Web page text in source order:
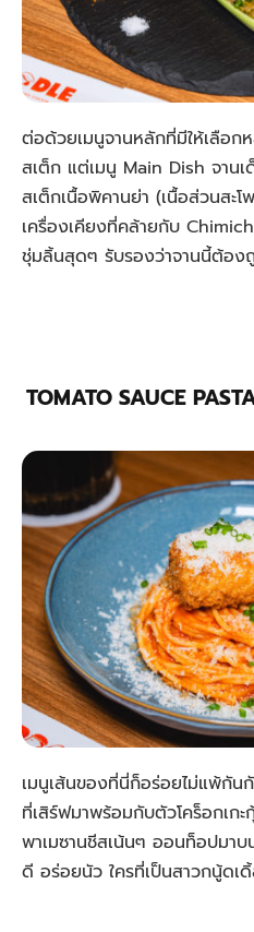
ต่อด้วยเมนูจานหลักที่มีให้เลือก
สเต็ก แต่เมนู Main Dish จานเ
สเต็กเนื้อพิคานย่า (เนื้อส่วนสะ
เครื่องเคียงที่คล้ายกับ
ชุ่มลิ้นสุดๆ รับรองว่าจานนี้ต้อง
TOMATO SAUCE
เมนูเส้นของที่นี่ก็อร่อยไม่แพ้กัน
ที่เสิร์ฟมาพร้อมกับตัวโคร็อกเก
พาเมซานชีสเน้นๆ ออนท็อปมา
ดี อร่อยนัว ใครที่เป็นสาวกนู้ดเ